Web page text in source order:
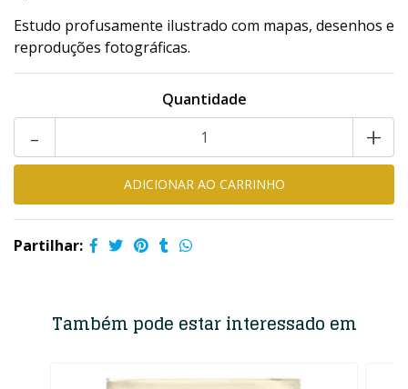
Estudo profusamente ilustrado com mapas, desenhos e
reproduções fotográficas.
Quantidade
+
-
Partilhar:
Também pode estar interessado em